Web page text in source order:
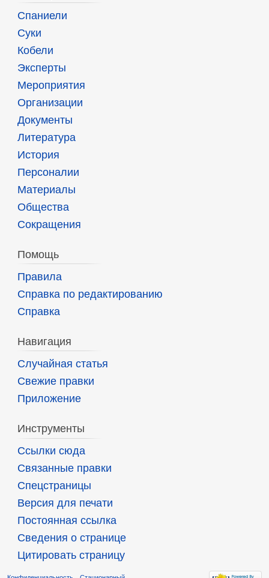
Спаниели
Суки
Кобели
Эксперты
Мероприятия
Организации
Документы
Литература
История
Персоналии
Материалы
Общества
Сокращения
Помощь
Правила
Справка по редактированию
Справка
Навигация
Случайная статья
Свежие правки
Приложение
Инструменты
Ссылки сюда
Связанные правки
Спецстраницы
Версия для печати
Постоянная ссылка
Сведения о странице
Цитировать страницу